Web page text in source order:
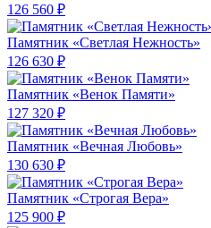
126 560 ₽
Памятник «Светлая Нежность»
126 630 ₽
Памятник «Венок Памяти»
127 320 ₽
Памятник «Вечная Любовь»
130 630 ₽
Памятник «Строгая Вера»
125 900 ₽